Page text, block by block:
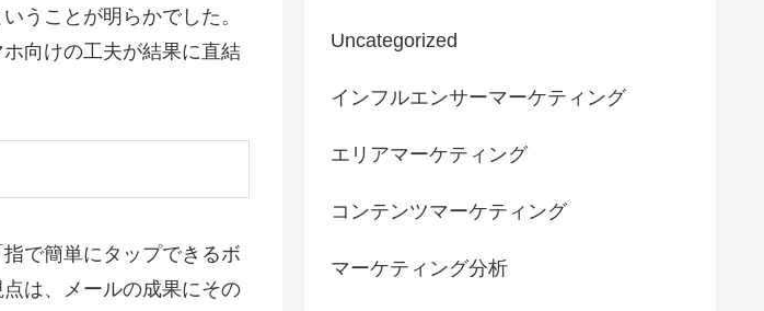
うことが明らかでした。
向けの工夫が結果に直結
で簡単にタップできるボ
は、メールの成果にその
Uncategorized
インフルエンサーマーケティング
エリアマーケティング
コンテンツマーケティング
マーケティング分析